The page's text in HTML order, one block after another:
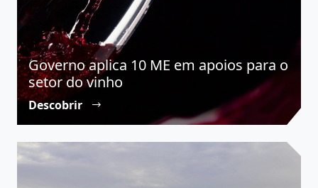
Governo aplica 10 ME em apoios para o
setor do vinho
Descobrir